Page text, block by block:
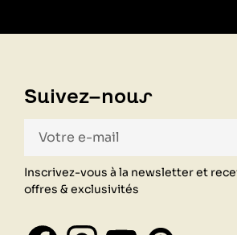
Suivez-nous
Inscrivez-vous à la newsletter et
offres & exclusivités